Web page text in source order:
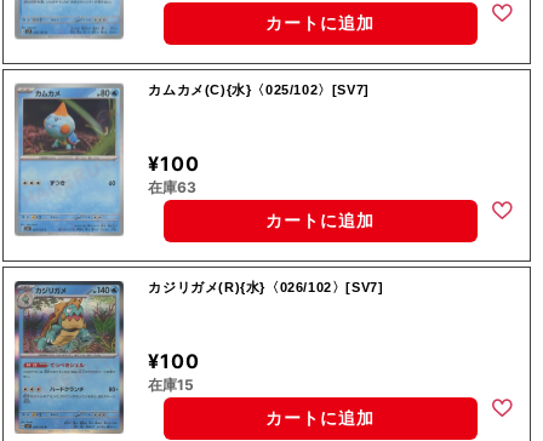
カートに追加
カムカメ(C){水}〈025/102〉[SV7]
¥100
在庫63
カートに追加
カジリガメ(R){水}〈026/102〉[SV7]
¥100
在庫15
カートに追加